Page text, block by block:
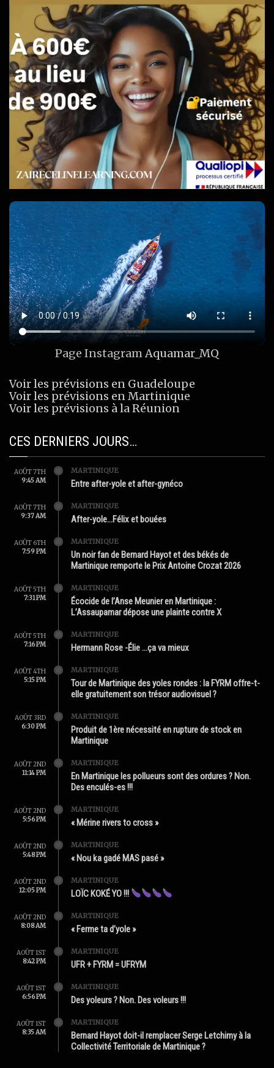
Page InstagramAquamar_MQ
Voir les prévisions en Guadeloupe
Voir les prévisions en Martinique
Voir les prévisions à la Réunion
CES DERNIERS JOURS…
AOÛT 7TH
9:45 AM
MARTINIQUE
Entre after-yole et after-gynéco
AOÛT 7TH
9:37 AM
MARTINIQUE
After-yole…Félix et bouées
AOÛT 6TH
7:59 PM
MARTINIQUE
Un noir fan de Bernard Hayot et des békés de
Martinique remporte le Prix Antoine Crozat 2026
AOÛT 5TH
7:31 PM
MARTINIQUE
Écocide de l’Anse Meunier en Martinique :
L’Assaupamar dépose une plainte contre X
AOÛT 5TH
7:16 PM
MARTINIQUE
Hermann Rose -Élie …ça va mieux
AOÛT 4TH
5:15 PM
MARTINIQUE
Tour de Martinique des yoles rondes : la FYRM offre-t-
elle gratuitement son trésor audiovisuel ?
AOÛT 3RD
6:30 PM
MARTINIQUE
Produit de 1ère nécessité en rupture de stock en
Martinique
AOÛT 2ND
11:14 PM
MARTINIQUE
En Martinique les pollueurs sont des ordures ? Non.
Des enculés-es !!!
AOÛT 2ND
5:56 PM
MARTINIQUE
« Mérine rivers to cross »
AOÛT 2ND
5:48 PM
MARTINIQUE
« Nou ka gadé MAS pasé »
AOÛT 2ND
12:05 PM
MARTINIQUE
LOÏC KOKÉ YO !!!
AOÛT 2ND
8:08 AM
MARTINIQUE
« Ferme ta d’yole »
AOÛT 1ST
8:42 PM
MARTINIQUE
UFR + FYRM = UFRYM
AOÛT 1ST
6:56 PM
MARTINIQUE
Des yoleurs ? Non. Des voleurs !!!
AOÛT 1ST
8:35 AM
MARTINIQUE
Bernard Hayot doit-il remplacer Serge Letchimy à la
Collectivité Territoriale de Martinique ?